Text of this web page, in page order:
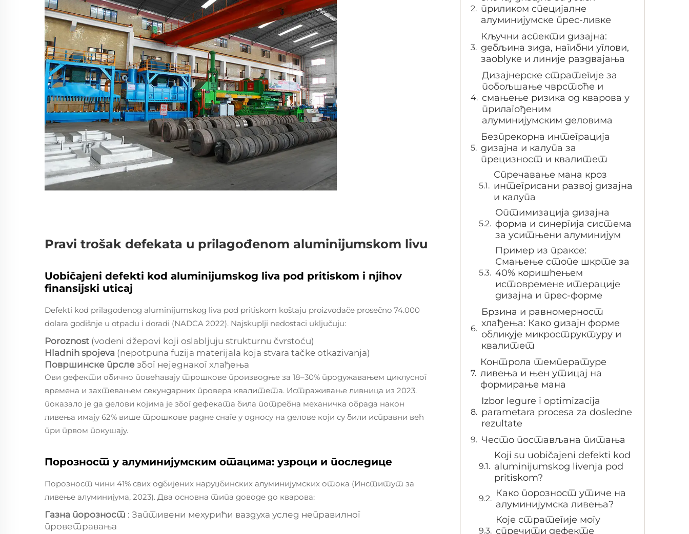
Pravi trošak defekata u prilagođenom aluminijumskom livu
Uobičajeni defekti kod aluminijumskog liva pod pritiskom i njihov
finansijski uticaj
Defekti kod prilagođenog aluminijumskog liva pod pritiskom koštaju proizvođače prosečno 74.000
dolara godišnje u otpadu i doradi (NADCA 2022). Najskuplji nedostaci uključuju:
Poroznost (vodeni džepovi koji oslabljuju strukturnu čvrstoću)
Hladnih spojeva (nepotpuna fuzija materijala koja stvara tačke otkazivanja)
Површинске прсле због неједнаког хлађења
Ови дефекти обично повећавају трошкове производње за 18–30% продужавањем циклусног
времена и захтевањем секундарних провера квалитета. Истраживање ливница из 2023.
показало је да делови којима је због дефеката била потребна механичка обрада након
ливења имају 62% више трошкове радне снаге у односу на делове који су били исправни већ
при првом покушају.
Порозност у алуминијумским отацима: узроци и последице
Порозност чини 41% свих одбијених наруџбинских алуминијумских отока (Институт за
ливење алуминијума, 2023). Два основна типа доводе до кварова:
Газна порозност : Заптивени мехурићи ваздуха услед неправилног
проветравања
приликом специјалне
алуминијумске прес-ливке
Кључни аспекти дизајна:
дебљина зида, нагибни углови,
заoblуке и линије раздвајања
Дизајнерске стратегије за
побољшање чврстоће и
смањење ризика од кварова у
прилагођеним
алуминијумским деловима
Безпрекорна интеграција
дизајна и калупа за
прецизност и квалитет
Спречавање мана кроз
интегрисани развој дизајна
и калупа
Оптимизација дизајна
форма и синергија система
за уситњени алуминијум
Пример из праксе:
Смањење стопе шкрте за
40% коришћењем
истовремене итерације
дизајна и прес-форме
Брзина и равномерност
хлађења: Како дизајн форме
обликује микроструктуру и
квалитет
Контрола температуре
ливења и њен утицај на
формирање мана
Izbor legure i optimizacija
parametara procesa za dosledne
rezultate
Често постављана питања
Koji su uobičajeni defekti kod
aluminijumskog livenja pod
pritiskom?
Како порозност утиче на
алуминијумска ливења?
Које стратегије могу
спречити дефекте